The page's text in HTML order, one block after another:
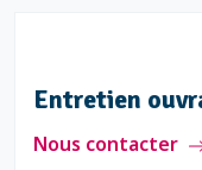
Entretien
Nous contacter